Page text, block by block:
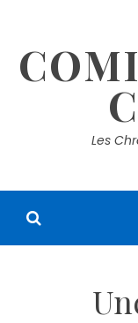
content
Les